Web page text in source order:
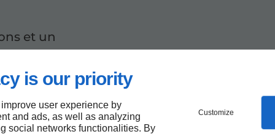
is our priority
user experience by
and ads, as well as analyzing
social networks functionalities. By
Customize
et un